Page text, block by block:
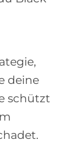
deine
schützt